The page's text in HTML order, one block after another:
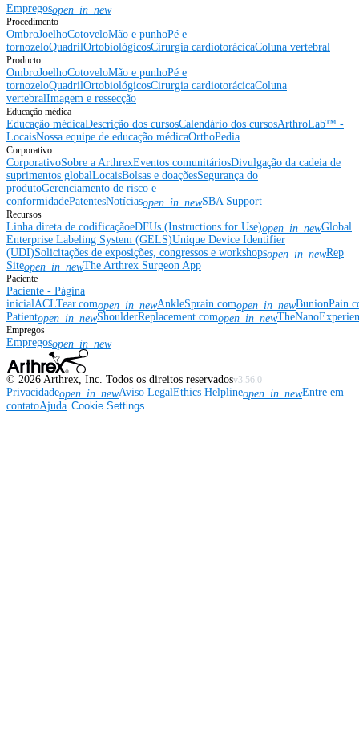
Empregosopen_in_new
Procedimento
OmbroJoelhoCotoveloMão e punhoPé e
tornozeloQuadrilOrtobiológicosCirurgia cardiotorácicaColuna vertebral
Producto
OmbroJoelhoCotoveloMão e punhoPé e
tornozeloQuadrilOrtobiológicosCirurgia cardiotorácicaColuna
vertebralImagem e ressecção
Educação médica
Educação médicaDescrição dos cursosCalendário dos cursosArthroLab™ -
LocaisNossa equipe de educação médicaOrthoPedia
Corporativo
CorporativoSobre a ArthrexEventos comunitáriosDivulgação da cadeia de
suprimentos globalLocaisBolsas e doaçõesSegurança do
produtoGerenciamento de risco e
conformidadePatentesNotíciasopen_in_newSBA Support
Recursos
Linha direta de codificaçãoeDFUs (Instructions for Use)open_in_newGlobal
Enterprise Labeling System (GELS)Unique Device Identifier
(UDI)Solicitações de exposições, congressos e workshopsopen_in_newRep
Siteopen_in_newThe Arthrex Surgeon App
Paciente
Paciente - Página
inicialACLTear.comopen_in_newAnkleSprain.comopen_in_new
Patientopen_in_newShoulderReplacement.comopen_in_new
Empregos
Empregosopen_in_new
© 2026 Arthrex, Inc. Todos os direitos reservadosv3.56.0
Privacidadeopen_in_newAviso LegalEthics Helplineopen_in_newEntre em
contatoAjuda Cookie Settings